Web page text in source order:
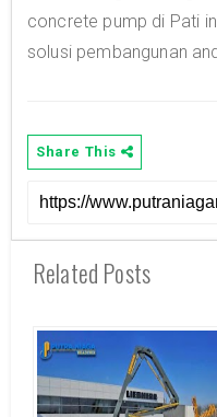
concrete pump di Pati
solusi pembangunan
Share This
Related Posts